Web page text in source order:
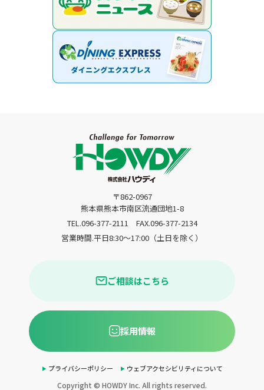
〒862-0967
熊本県熊本市南区流通団地1-8
TEL.096-377-2111
FAX.096-377-2134
営業時間.平日8:30〜17:00（土日を除く）
ご相談はこちら
採用情報
プライバシーポリシー ウェブアクセシビリティについて
Copyright © HOWDY Inc. All rights reserved.